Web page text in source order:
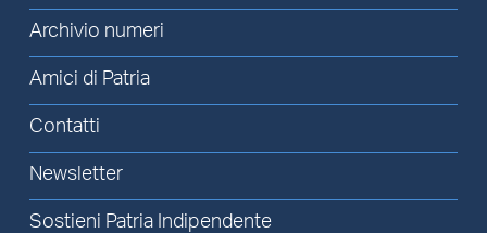
Archivio numeri
Amici di Patria
Contatti
Newsletter
Sostieni Patria Indipendente